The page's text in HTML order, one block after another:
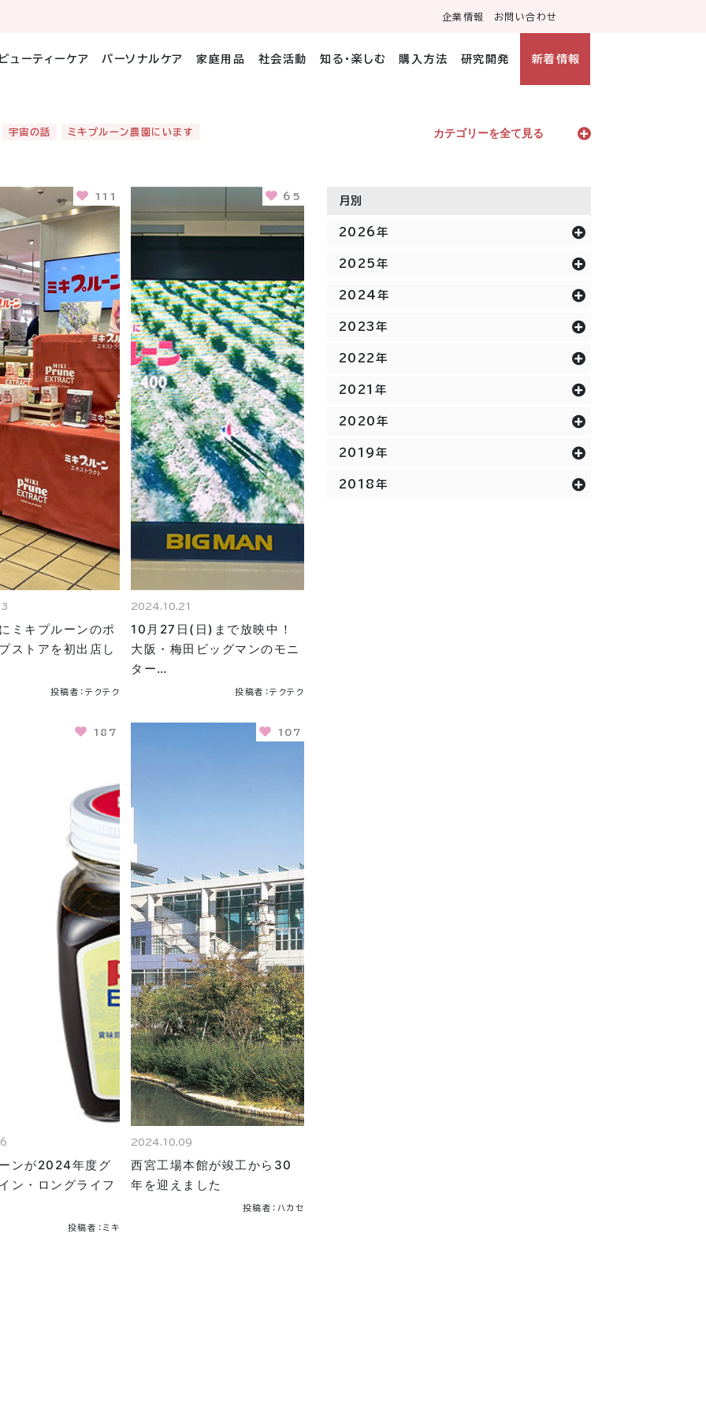
企業情報 お問い合わせ
ューティーケア パーソナルケア 家庭用品 社会活動 知る・楽しむ 購入方法 研究開発 新着情報
宇宙の話 ミキプルーン農園にいます カテゴリーを全て見る
111
ミキプルーンのポ
ストアを初出店し
投稿者：テクテク
65
2024.10.21
10月27日(日)まで放映中！
大阪・梅田ビッグマンのモニ
ター…
投稿者：テクテク
187
ンが2024年度グ
ン・ロングライフ
投稿者：ミキ
107
2024.10.09
西宮工場本館が竣工から30
年を迎えました
投稿者：ハカセ
月別
2026年
2025年
2024年
2023年
2022年
2021年
2020年
2019年
2018年